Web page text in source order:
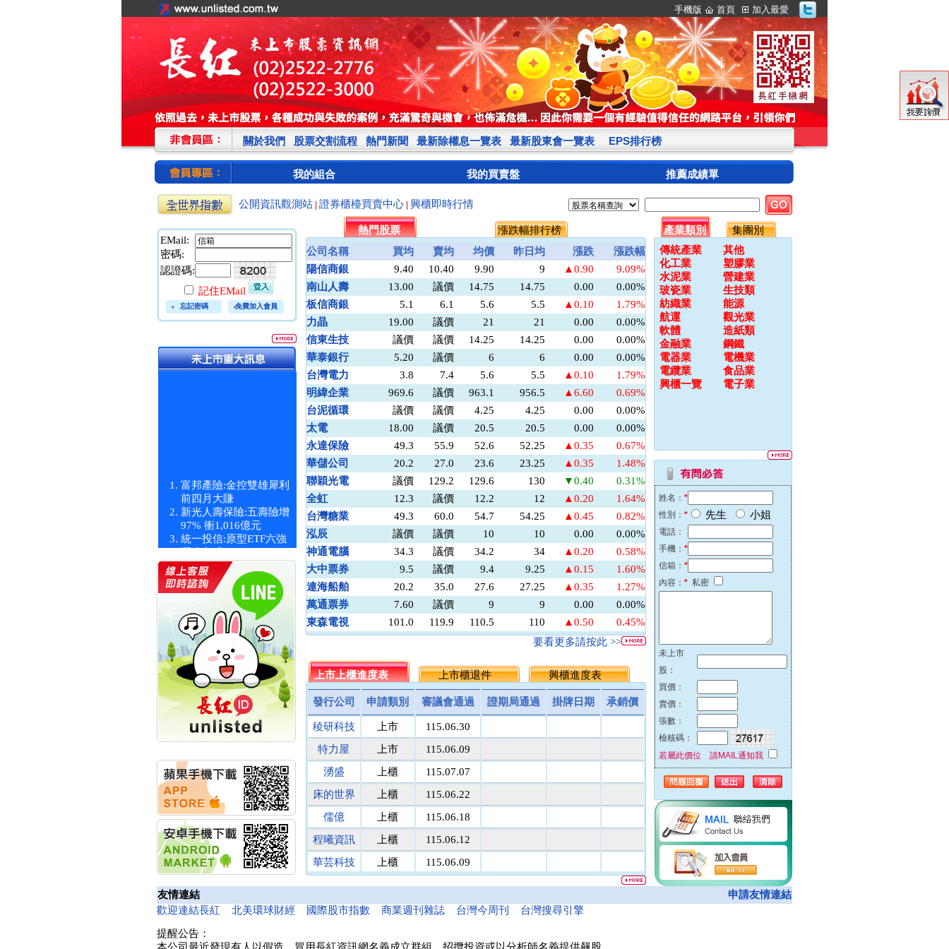
手機版 首頁 加入最愛
關於我們 股票交割流程 熱門新聞 最新除權息一覽表 最新股東會一覽表 EPS排行榜
我的組合 我的買賣盤 推薦成績單
公開資訊觀測站 證券櫃檯買賣中心 興櫃即時行情
EMail:
密碼:
認證碼:
記住EMail
忘記密碼 免費加入會員
富邦產險:金控雙雄犀利
前四月大賺
新光人壽保險:五壽險增
97% 衝1,016億元
統一投信:原型ETF六強
漲逾九成
統一投信:主動式ETF溢
價 被盯上
新光人壽保險:新壽Q1外
價金將達996億
宇辰系統科技:宇辰業績
創新高 啟動興櫃轉上櫃
計畫
明緯企業:明緯永續科技
競賽 以電源驅動善的力
量
秀育企業:秀育SHO-U儲
能系統 獲國內首張CNS
認證
聯博投信:聯博00404A
華旭先進:代重要子公司
碩通散熱股份有限公司
公告董事會通過發言人
及代理發
華旭先進:代重要子公司
碩通散熱股份有限公司
公告董事會決議發行員
工認股權
華旭先進:代重要子公司
公告董事會追認113年
向關係
碩通散熱股份有限公司
熱門股票
漲跌幅排行榜
公司名稱
買均 賣均 均價 昨日均 漲跌
漲跌幅
陽信商銀
9.40 10.40 9.90 9 ▲0.90
9.09%
南山人壽
13.00 議價 14.75 14.75 0.00
0.00%
板信商銀
5.1 6.1 5.6 5.5 ▲0.10
1.79%
力晶
19.00 議價 21 21 0.00
0.00%
信東生技
議價 議價 14.25 14.25 0.00
0.00%
華泰銀行
5.20 議價 6 6 0.00
0.00%
台灣電力
3.8 7.4 5.6 5.5 ▲0.10
1.79%
明緯企業
969.6 議價 963.1 956.5 ▲6.60
0.69%
台泥循環
議價 議價 4.25 4.25 0.00
0.00%
太電
18.00 議價 20.5 20.5 0.00
0.00%
永達保險
49.3 55.9 52.6 52.25 ▲0.35
0.67%
華儲公司
20.2 27.0 23.6 23.25 ▲0.35
1.48%
聯穎光電
議價 129.2 129.6 130 ▼0.40
0.31%
全虹
12.3 議價 12.2 12 ▲0.20
1.64%
台灣糖業
49.3 60.0 54.7 54.25 ▲0.45
0.82%
泓辰
議價 議價 10 10 0.00
0.00%
神通電腦
34.3 議價 34.2 34 ▲0.20
0.58%
大中票券
9.5 議價 9.4 9.25 ▲0.15
1.60%
連海船舶
20.2 35.0 27.6 27.25 ▲0.35
1.27%
萬通票券
7.60 議價 9 9 0.00
0.00%
東森電視
101.0 119.9 110.5 110 ▲0.50
0.45%
5.5 ▲0.20
3.51%
台灣集保
131.1 171.8 151.5 149.5 ▲2.00
1.32%
馬上發
議價 8.1 8.1 8 ▲0.10
1.23%
民間全民
議價 議價 10 10 0.00
0.00%
鎧鉅科技
議價 議價
萬里遊
10.0 議價
醫電鼎眾
議價 41.9 42.0 42 0.00
0.00%
三信商銀
議價 13.7 13.6 13.5 ▲0.10
0.74%
菘凱科技
議價 10.0
東盈光電
議價 16.2
匯頂電腦
議價 10.0
南美特科
議價 364.5 364.8 365 ▼0.20
0.05%
台塑網科
70.00 議價 86 86 0.00
0.00%
捷揚光電
議價 249.5 249.8 250 ▼0.20
0.08%
新德科技
議價 20.1 20.1 20 ▲0.10
0.50%
諾瓦材料
議價 50.0 50.0 50 0.00
要看更多請按此 >>
上市上櫃進度表 上市櫃退件 興櫃進度表
發行公司 申請類別 審議會通過 證期局通過 掛牌日期 承銷價
稜研科技 上市
115.06.30
特力屋
上市
115.06.09
湧盛
上櫃
115.07.07
床的世界
上櫃
115.06.22
儒億
上櫃
115.06.18
程曦資訊
上櫃
115.06.12
華芸科技
上櫃
115.06.09
精華生醫
上櫃
115.06.16
和亞智慧
上櫃 115.05.21
產業類別
集團別
傳統產業
其他
化工業
塑膠業
水泥業
營建業
玻瓷業
生技類
紡織業
能源
航運
觀光業
軟體
造紙類
金融業
鋼鐵
電器業
電機業
電纜業
食品業
興櫃一覽
電子業
姓名： *
性別： * 先生 小姐
電話：
手機： *
信箱： *
內容： * 私密
未上市
股：
買價：
賣價：
張數：
檢核碼：
若屬此價位 請MAIL通知我
友情連結
申請友情連結
歡迎連結長紅
北美環球財經 國際股市指數 商業週刊雜誌 台灣今周刊 台灣搜尋引擎
提醒公告：